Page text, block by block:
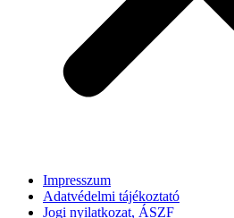
Impresszum
Adatvédelmi tájékoztató
Jogi nyilatkozat, ÁSZF